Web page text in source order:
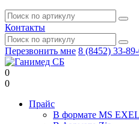
Контакты
Перезвонить мне 8 (8452) 33-89-
0
0
Прайс
В формате MS EXEL